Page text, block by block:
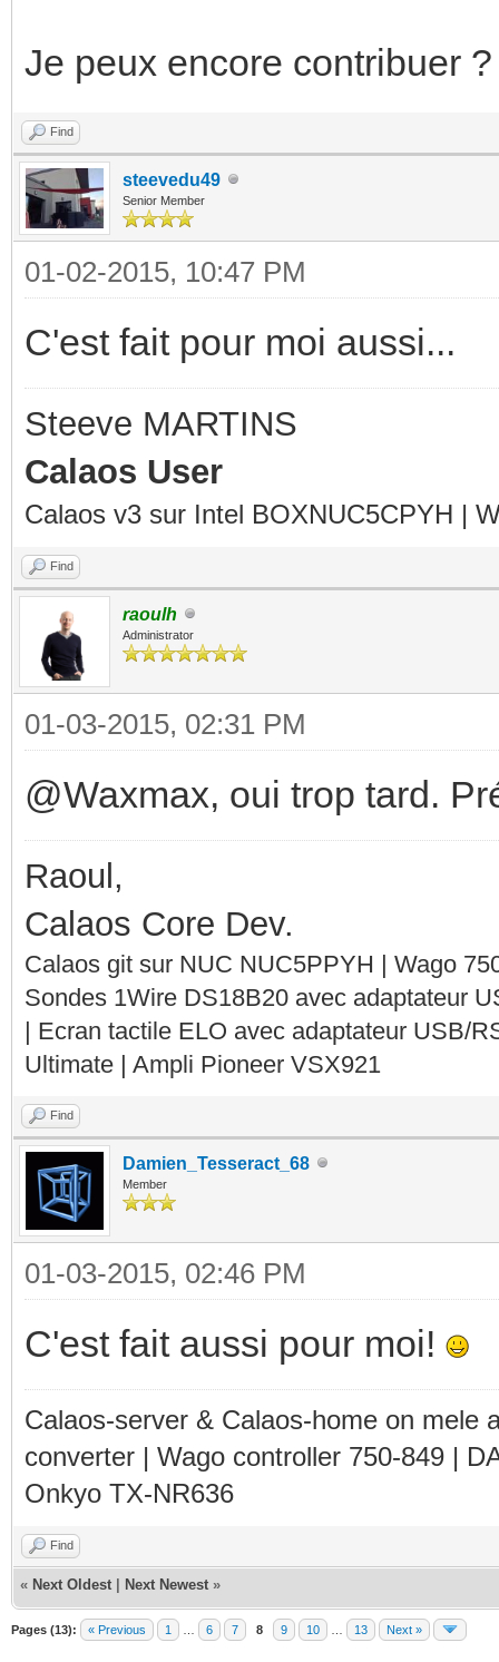
Je peux encore contribuer
Find
steevedu49
Senior Member
01-02-2015, 10:47 PM
C'est fait pour moi aussi...
Steeve MARTINS
Calaos User
Calaos v3 sur Intel BOXNUC5CPYH |
Find
raoulh
Administrator
01-03-2015, 02:31 PM
@Waxmax, oui trop tard.
Raoul,
Calaos Core Dev.
Calaos git sur NUC NUC5PPYH | Wago
Sondes 1Wire DS18B20 avec adaptateur
| Ecran tactile ELO avec adaptateur USB/
Ultimate | Ampli Pioneer VSX921
Find
Damien_Tesseract_68
Member
01-03-2015, 02:46 PM
C'est fait aussi pour moi!
Calaos-server & Calaos-home on mele
converter | Wago controller 750-849 |
Onkyo TX-NR636
Find
« Next Oldest Next Newest »
Pages (13): « Previous 1 6 7 8 9 10 13 Next »